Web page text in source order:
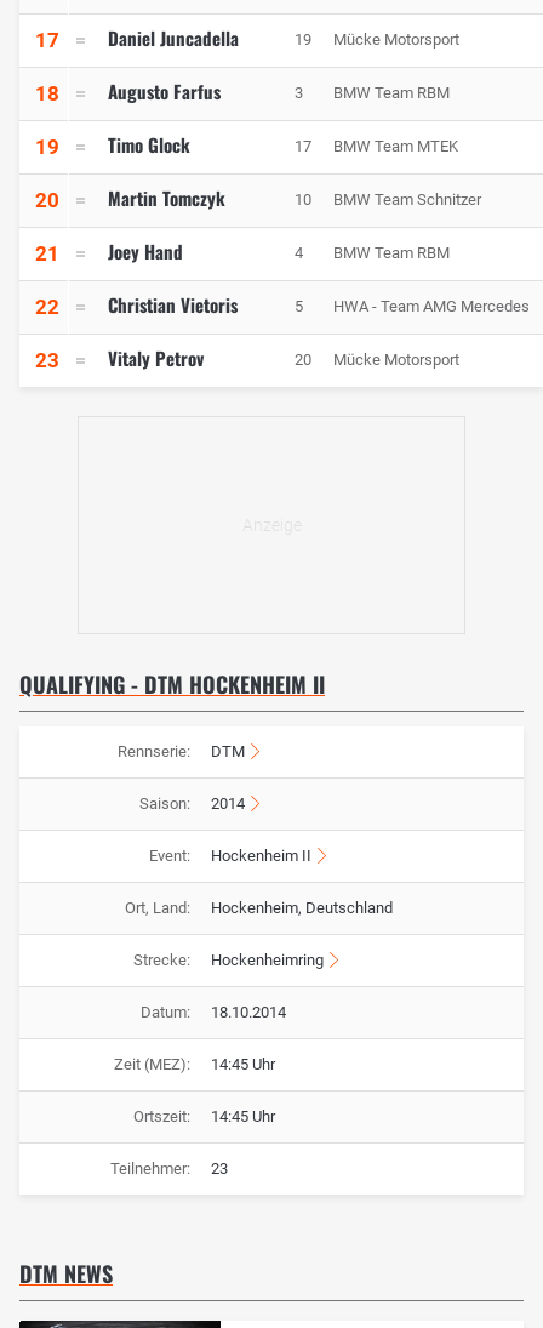
17 Daniel Juncadella 19 Mücke Motorsport
18 Augusto Farfus 3 BMW Team RBM
19 Timo Glock 17 BMW Team MTEK
20 Martin Tomczyk 10 BMW Team Schnitzer
21 Joey Hand 4 BMW Team RBM
22 Christian Vietoris 5 HWA - Team AMG Mercedes
23 Vitaly Petrov 20 Mücke Motorsport
QUALIFYING - DTM HOCKENHEIM II
Rennserie: DTM
Saison: 2014
Event: Hockenheim II
Ort, Land: Hockenheim, Deutschland
Strecke: Hockenheimring
Datum: 18.10.2014
Zeit (MEZ): 14:45 Uhr
Ortszeit: 14:45 Uhr
Teilnehmer: 23
DTM NEWS